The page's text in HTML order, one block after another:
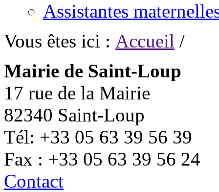
Assistantes
Vous êtes ici : Accueil /
Mairie de Saint-Loup
17 rue de la Mairie
82340 Saint-Loup
Tél: +33 05 63 39 56 39
Fax : +33 05 63 39 56 24
Contact